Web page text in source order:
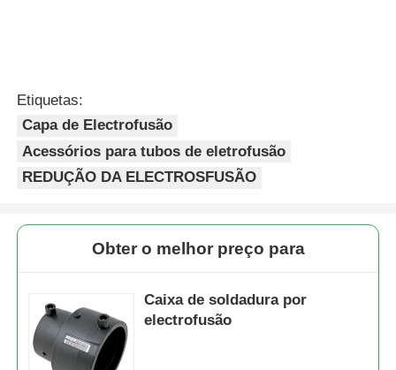
Etiquetas:
Capa de Electrofusão
Acessórios para tubos de eletrofusão
REDUÇÃO DA ELECTROSFUSÃO
Obter o melhor preço para
Caixa de soldadura por
electrofusão